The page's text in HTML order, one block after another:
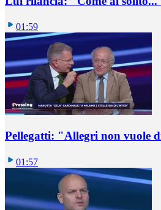
01:59
Pellegatti: "Allegri non vuole
01:57